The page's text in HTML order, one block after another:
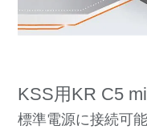
KSS用KR C5
標準電源に接続可